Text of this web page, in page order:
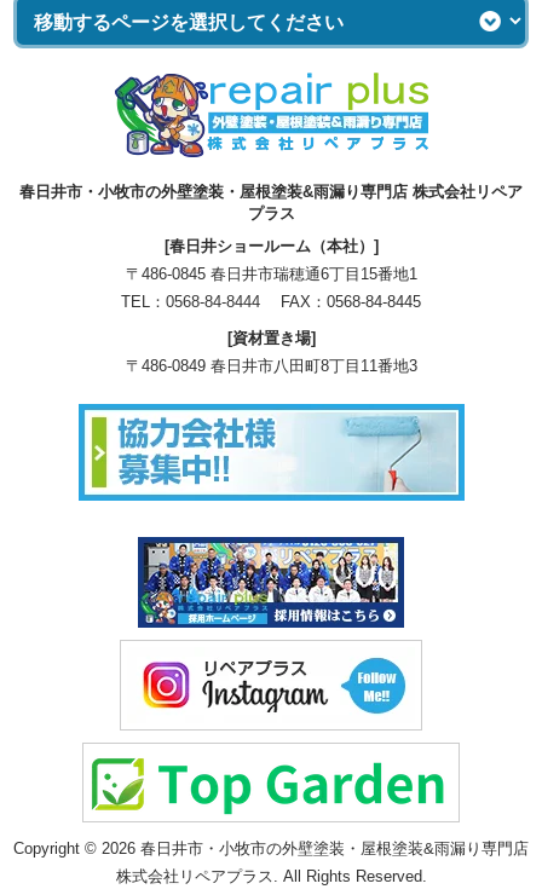
春日井市・小牧市の外壁塗装・屋根塗装&雨漏り専門店 株式会社リペア
プラス
[春日井ショールーム（本社）]
〒486-0845 春日井市瑞穂通6丁目15番地1
TEL： 0568-84-8444 FAX：0568-84-8445
[資材置き場]
〒486-0849 春日井市八田町8丁目11番地3
Copyright © 2026 春日井市・小牧市の外壁塗装・屋根塗装&雨漏り専門店
株式会社リペアプラス. All Rights Reserved.